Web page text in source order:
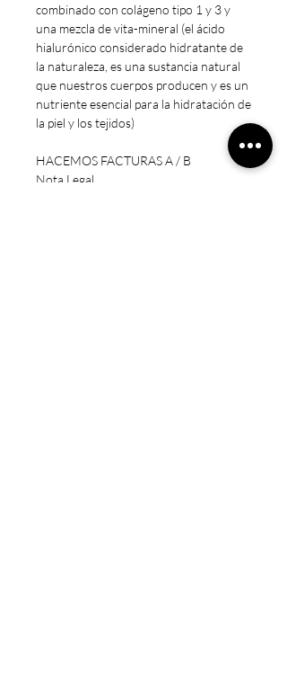
combinado con colágeno tipo 1 y 3 y
una mezcla de vita-mineral (el ácido
hialurónico considerado hidratante de
la naturaleza, es una sustancia natural
que nuestros cuerpos producen y es un
nutriente esencial para la hidratación de
la piel y los tejidos)
HACEMOS FACTURAS A / B
Nota Legal